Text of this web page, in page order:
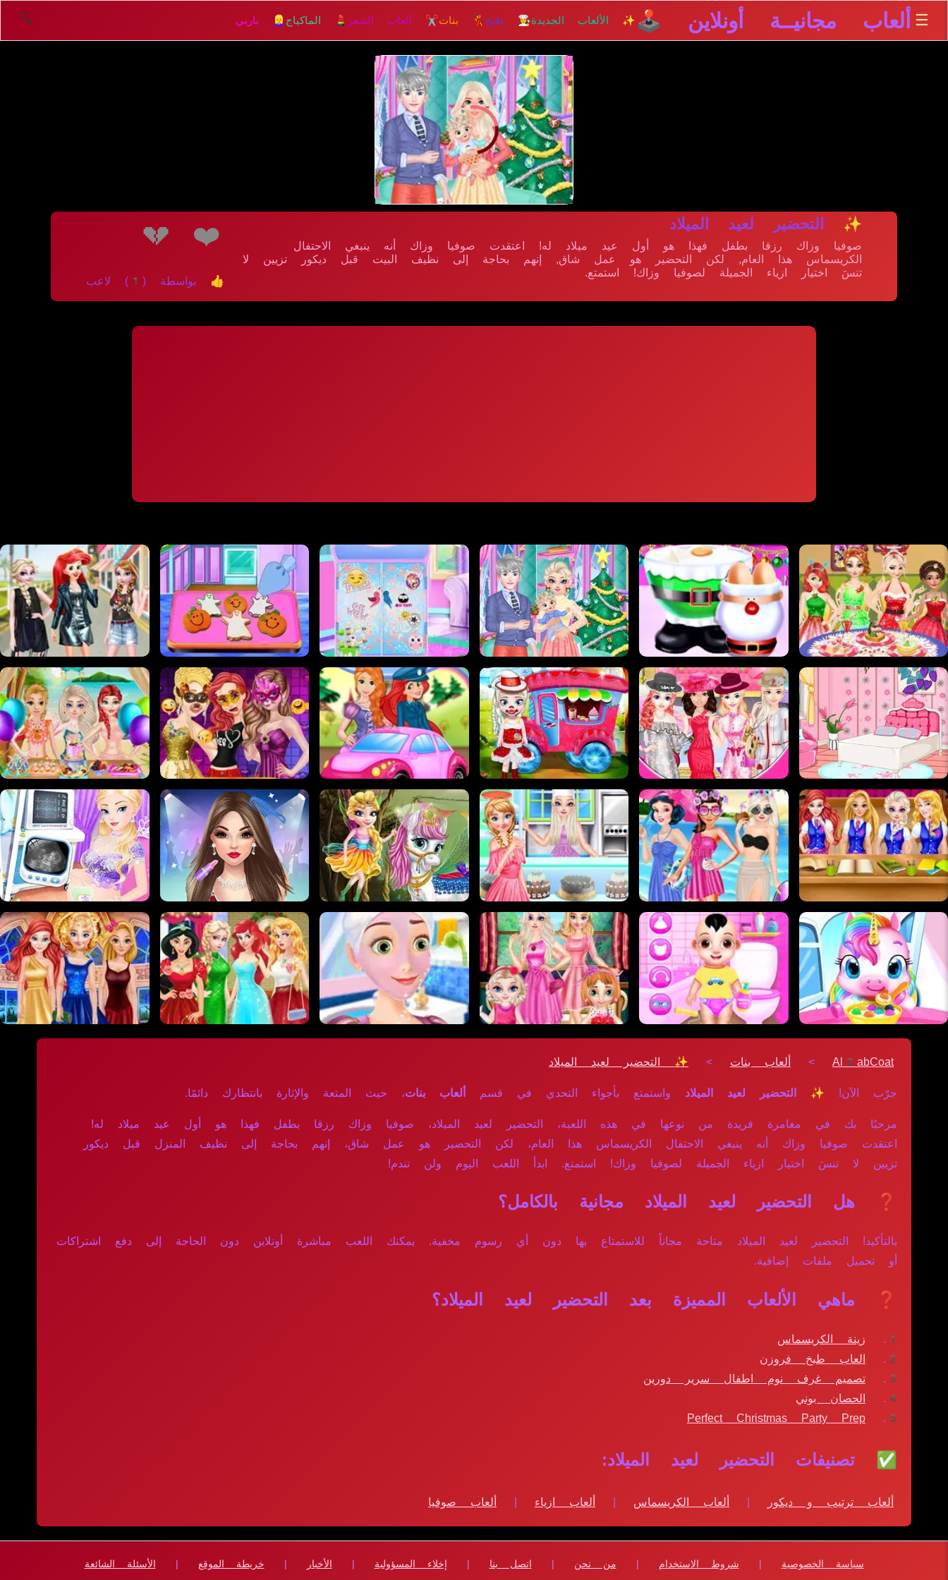
☰ ألعاب مجانيــة أونلاين 🕹️ ✨ الألعاب الجديدة👩‍🍳 طبخ 💃 بنات✂️ ألعاب الشعر 💄 الماكياج 👱‍♀️ باربي 🔍
إلعــــب
❤️
💔
👍 بواسطة (1) لاعب
✨ التحضير لعيد الميلاد
صوفيا وزاك رزقا بطفل فهذا هو أول عيد ميلاد له! اعتقدت صوفيا وزاك أنه ينبغي الاحتفال
الكريسماس هذا العام, لكن التحضير هو عمل شاق, إنهم بحاجة إلى نظيف البيت قبل ديكور تزيين لا
تنسَ اختيار ازياء الجميلة لصوفيا وزاك! استمتع.
Al3abCoat
> ألعاب بنات > ✨ التحضير لعيد الميلاد
جرّب الآن! ✨ التحضير لعيد الميلاد واستمتع بأجواء التحدي في قسم ألعاب بنات، حيث المتعة والإثارة بانتظارك دائمًا.
مرحبًا بك في مغامرة فريدة من نوعها في هذه اللعبة، التحضير لعيد الميلاد، صوفيا وزاك رزقا بطفل فهذا هو أول عيد ميلاد له!
اعتقدت صوفيا وزاك أنه ينبغي الاحتفال الكريسماس هذا العام، لكن التحضير هو عمل شاق، إنهم بحاجة إلى نظيف المنزل قبل ديكور
تزيين لا تنسَ اختيار ازياء الجميلة لصوفيا وزاك! استمتع. ابدأ اللعب اليوم ولن تندم!
❓ هل التحضير لعيد الميلاد مجانية بالكامل؟
بالتأكيد! التحضير لعيد الميلاد متاحة مجاناً للاستمتاع بها دون أي رسوم مخفية. يمكنك اللعب مباشرة أونلاين دون الحاجة إلى دفع اشتراكات
أو تحميل ملفات إضافية.
❓ ماهي الألعاب المميزة بعد التحضير لعيد الميلاد؟
زينة الكريسماس
العاب طبخ فروزن
تصميم غرف نوم اطفال سرير دورين
الحصان بوني
Perfect Christmas Party Prep
✅ تصنيفات التحضير لعيد الميلاد:
ألعاب ترتيب و ديكور | ألعاب الكريسماس | ألعاب ازياء | ألعاب صوفيا
سياسة الخصوصية | شروط الاستخدام | من نحن | اتصل بنا | إخلاء المسؤولية | الأخبار | خريطة الموقع | الأسئلة الشائعة